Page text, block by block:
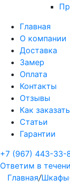
Главная
О компании
Доставка
Замер
Оплата
Контакты
Отзывы
Как заказать
Статьи
Гарантии
+7 (967) 443-33-
Ответим в
Главная/